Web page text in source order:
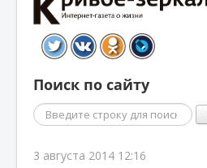
Поиск по сайту
Поиск
3 августа 2014 12:16